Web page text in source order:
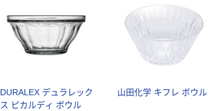
DURALEX デュラレック
ス ピカルディ ボウル
山田化学 キフレ ボウル